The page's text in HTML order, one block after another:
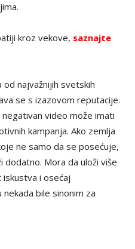
kroz vekove, saznajte
najvažnijih svetskih
se s izazovom reputacije.
video može imati
kampanja. Ako zemlja
ne samo da se posećuje,
dodatno. Mora da uloži više
i osećaj
bile sinonim za